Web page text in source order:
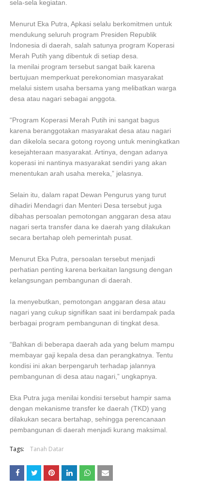
sela-sela kegiatan.
Menurut Eka Putra, Apkasi selalu berkomitmen untuk
mendukung seluruh program Presiden Republik
Indonesia di daerah, salah satunya program Koperasi
Merah Putih yang dibentuk di setiap desa.
Ia menilai program tersebut sangat baik karena
bertujuan memperkuat perekonomian masyarakat
melalui sistem usaha bersama yang melibatkan warga
desa atau nagari sebagai anggota.
“Program Koperasi Merah Putih ini sangat bagus
karena beranggotakan masyarakat desa atau nagari
dan dikelola secara gotong royong untuk meningkatkan
kesejahteraan masyarakat. Artinya, dengan adanya
koperasi ini nantinya masyarakat sendiri yang akan
menentukan arah usaha mereka,” jelasnya.
Selain itu, dalam rapat Dewan Pengurus yang turut
dihadiri Mendagri dan Menteri Desa tersebut juga
dibahas persoalan pemotongan anggaran desa atau
nagari serta transfer dana ke daerah yang dilakukan
secara bertahap oleh pemerintah pusat.
Menurut Eka Putra, persoalan tersebut menjadi
perhatian penting karena berkaitan langsung dengan
kelangsungan pembangunan di daerah.
Ia menyebutkan, pemotongan anggaran desa atau
nagari yang cukup signifikan saat ini berdampak pada
berbagai program pembangunan di tingkat desa.
“Bahkan di beberapa daerah ada yang belum mampu
membayar gaji kepala desa dan perangkatnya. Tentu
kondisi ini akan berpengaruh terhadap jalannya
pembangunan di desa atau nagari,” ungkapnya.
Eka Putra juga menilai kondisi tersebut hampir sama
dengan mekanisme transfer ke daerah (TKD) yang
dilakukan secara bertahap, sehingga perencanaan
pembangunan di daerah menjadi kurang maksimal.
Tags: Tanah Datar